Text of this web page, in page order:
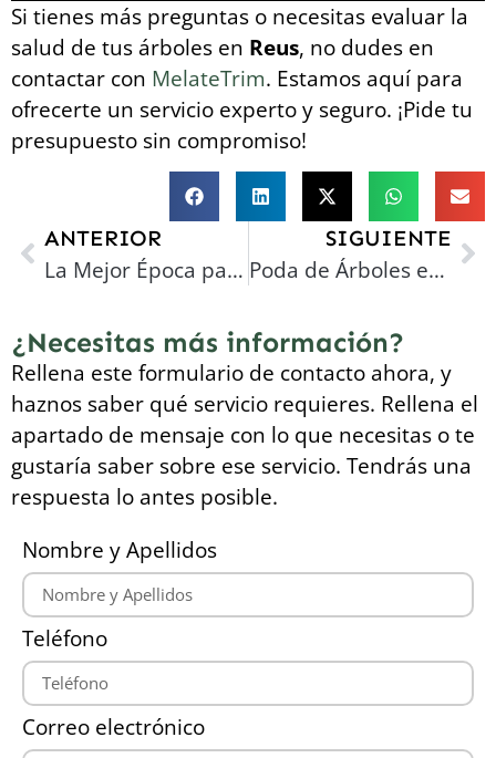
Si tienes más preguntas o necesitas evaluar la
salud de tus árboles en Reus, no dudes en
contactar con MelateTrim. Estamos aquí para
ofrecerte un servicio experto y seguro. ¡Pide tu
presupuesto sin compromiso!
ANTERIOR
La Mejor Época para la Poda de Árboles en Reus: Calendario y Consejos de Expertos
SIGUIENTE
Poda de Árboles en Reus: La Guía Definitiva para un Jardín Saludable y Seguro
¿Necesitas más información?
Rellena este formulario de contacto ahora, y
haznos saber qué servicio requieres. Rellena el
apartado de mensaje con lo que necesitas o te
gustaría saber sobre ese servicio. Tendrás una
respuesta lo antes posible.
Nombre y Apellidos
Teléfono
Correo electrónico